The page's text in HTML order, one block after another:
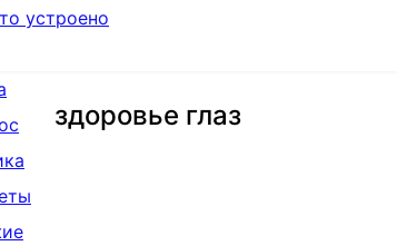
устроено
здоровье глаз